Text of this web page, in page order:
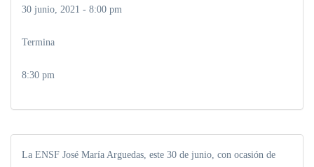
30 junio, 2021 - 8:00 pm
Termina
8:30 pm
La ENSF José María Arguedas, este 30 de junio, con ocasión de